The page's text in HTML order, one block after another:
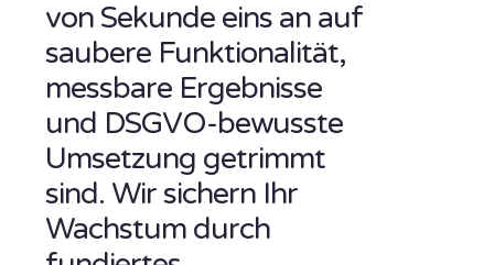
von Sekunde eins an auf
saubere Funktionalität,
messbare Ergebnisse
und DSGVO-bewusste
Umsetzung getrimmt
sind. Wir sichern Ihr
Wachstum durch